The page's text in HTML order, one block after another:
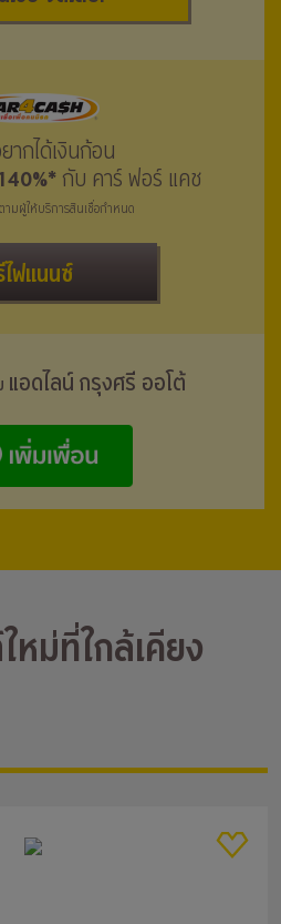
ากได้เงินก้อน
กับ คาร์ ฟอร์ แคช
ตามผู้ให้บริการสินเชื่อกำหนด
ไฟแนนซ์
แอดไลน์ กรุงศรี ออโต้
หม่ที่ใกล้เคียง